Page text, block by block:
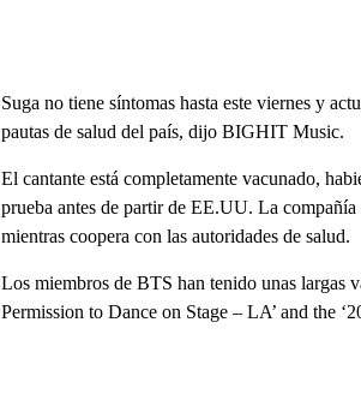
Suga no tiene síntomas hasta este viernes y
pautas de salud del país, dijo BIGHIT Music.
El cantante está completamente vacunado,
prueba antes de partir de EE.UU. La
mientras coopera con las autoridades de salud.
Los miembros de BTS han tenido unas largas
Permission to Dance on Stage – LA’ and the